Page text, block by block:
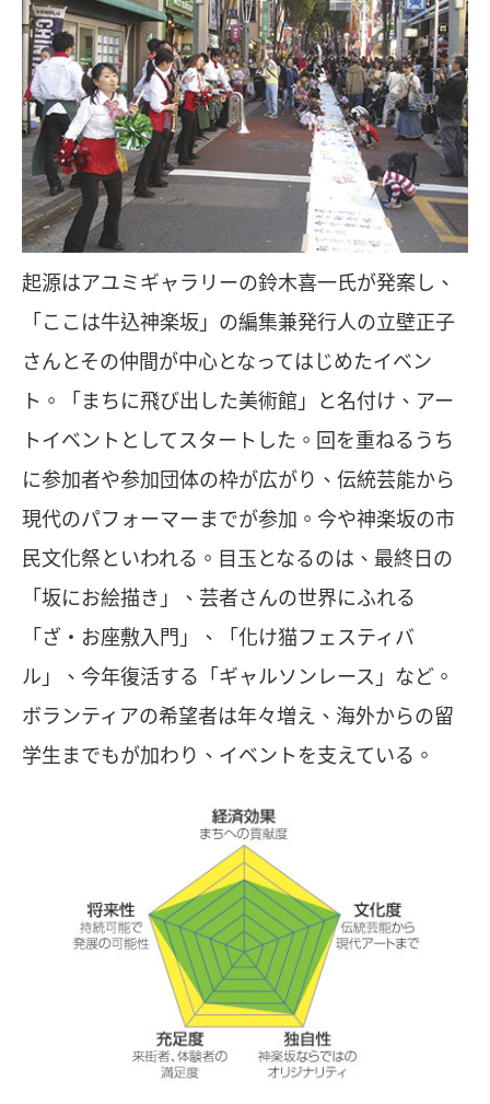
起源はアユミギャラリーの鈴木喜一氏が発案し、
「ここは牛込神楽坂」の編集兼発行人の立壁正子
さんとその仲間が中心となってはじめたイベン
ト。「まちに飛び出した美術館」と名付け、アー
トイベントとしてスタートした。回を重ねるうち
に参加者や参加団体の枠が広がり、伝統芸能から
現代のパフォーマーまでが参加。今や神楽坂の市
民文化祭といわれる。目玉となるのは、最終日の
「坂にお絵描き」、芸者さんの世界にふれる
「ざ・お座敷入門」、「化け猫フェスティバ
ル」、今年復活する「ギャルソンレース」など。
ボランティアの希望者は年々増え、海外からの留
学生までもが加わり、イベントを支えている。